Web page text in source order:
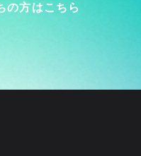
の方はこちら